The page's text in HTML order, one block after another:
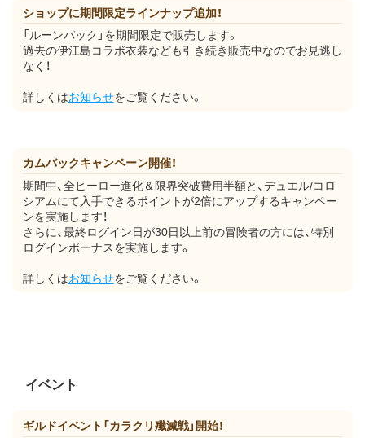
ショップに期間限定ラインナップ追加！
「ルーンパック」を期間限定で販売します。
過去の伊江島コラボ衣装なども引き続き販売中なのでお見逃し
なく！
詳しくはお知らせをご覧ください。
カムバックキャンペーン開催！
期間中、全ヒーロー進化＆限界突破費用半額と、デュエル/コロ
シアムにて入手できるポイントが2倍にアップするキャンペー
ンを実施します！
さらに、最終ログイン日が30日以上前の冒険者の方には、特別
ログインボーナスを実施します。
詳しくはお知らせをご覧ください。
イベント
ギルドイベント「カラクリ殲滅戦」開始！